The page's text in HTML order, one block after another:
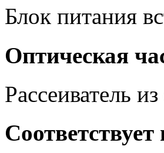
Блок питания
Оптическая
Рассеиватель